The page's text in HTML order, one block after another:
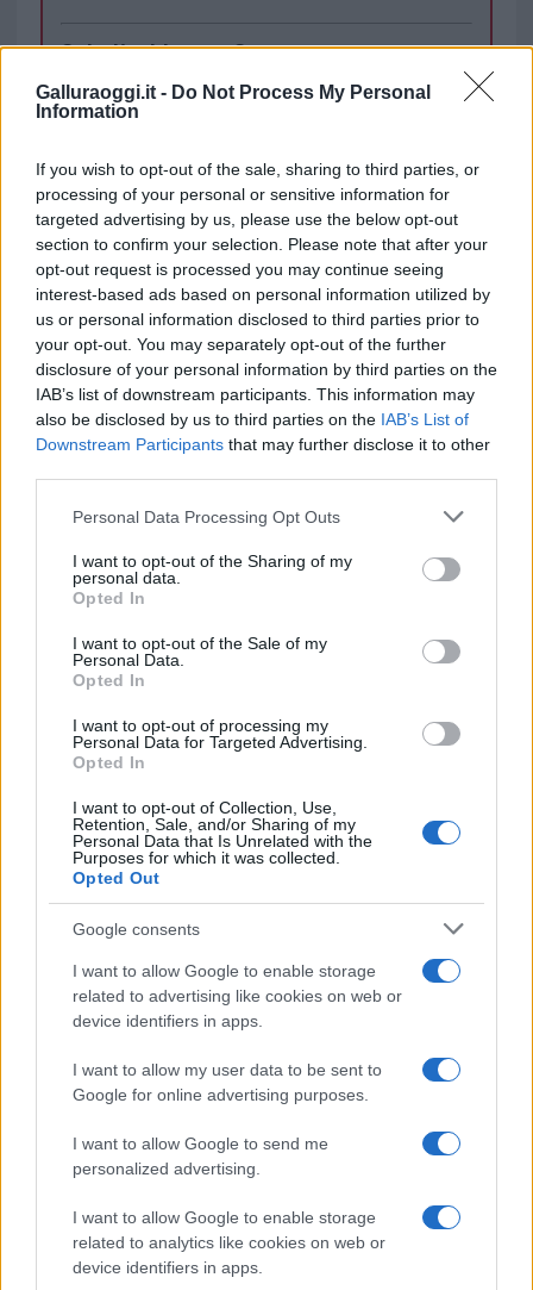
Galluraoggi.it - Do Not Process My Personal
Information
If you wish to opt-out of the sale, sharing to third parties, or
processing of your personal or sensitive information for
targeted advertising by us, please use the below opt-out
section to confirm your selection. Please note that after your
opt-out request is processed you may continue seeing
interest-based ads based on personal information utilized by
us or personal information disclosed to third parties prior to
your opt-out. You may separately opt-out of the further
disclosure of your personal information by third parties on the
IAB’s list of downstream participants. This information may
also be disclosed by us to third parties on the IAB’s List of
Downstream Participants that may further disclose it to other
Please note that this website/app uses one or more Google
not limited to your visit or usage behaviour. You may click to
grant or deny consent to Google and its third-party tags to
use your data for below specified purposes in below Google
consent section.
Personal Data Processing Opt Outs
I want to opt-out of the Sharing of my
personal data.
Opted In
I want to opt-out of the Sale of my
Personal Data.
Opted In
I want to opt-out of processing my
Personal Data for Targeted Advertising.
Opted In
I want to opt-out of Collection, Use,
Retention, Sale, and/or Sharing of my
Personal Data that Is Unrelated with the
Purposes for which it was collected.
Opted Out
Google consents
I want to allow Google to enable storage
related to advertising like cookies on web or
device identifiers in apps.
I want to allow my user data to be sent to
Google for online advertising purposes.
I want to allow Google to send me
personalized advertising.
I want to allow Google to enable storage
related to analytics like cookies on web or
device identifiers in apps.
Sei già abbonato?
Puoi effettuare l'accesso andando nella
cliccandoqui
TEMI:
Comune Di Tempio Pausania
Vaccini Scuole Tempio
Vaccini Tempio
Inviaci le tue segnalazioni,
i tuoi video e le tue foto
Su WhatsApp al numero +39
345 356 7512
Notizie in tempo reale?
Entra nel canale telegram di
Ricevi le nostre ultime news
daGoogle News
Condividi l'articolo
F
a
ce
b
o
o
T
w
it
te
r
Pi
n
te
re
st
W
h
at
s
A
p
p
S
h
re
Prossimo articolo
NOTIZIE RECENTI
Giorgia Meloni a La Maddalena, la vicesindaco:
“Orgoglio e discrezione per visita privata̶…